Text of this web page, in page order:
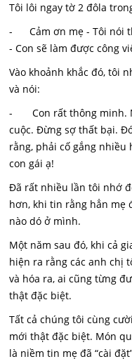
Tôi lôi ngay tờ 2 đôla
- Cảm ơn mẹ - Tôi nói
- Con sẽ làm được công
Vào khoảnh khắc đó, tôi
và nói:
- Con rất thông minh.
cuộc. Đừng sợ thất bại.
rằng, phải cố gắng
con gái ạ!
Đã rất nhiều lần tôi nhớ
hơn, khi tin rằng hẳn mẹ
nào dó ở mình.
Một năm sau đó, khi cả
hiện ra rằng các anh chị
và hóa ra, ai cũng từng
thật đặc biệt.
Tất cả chúng tôi cùng
mới thật đặc biệt. Món
là niềm tin mẹ đã “cài